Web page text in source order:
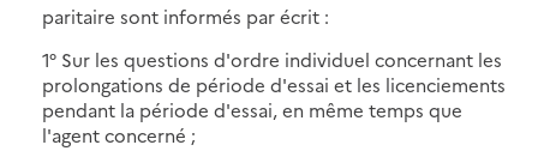
paritaire sont informés par écrit :
1° Sur les questions d'ordre individuel concernant les
prolongations de période d'essai et les licenciements
pendant la période d'essai, en même temps que
l'agent concerné ;